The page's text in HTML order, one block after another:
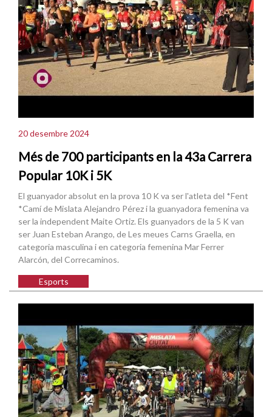
20 desembre 2024
Més de 700 participants en la 43a Carrera
Popular 10K i 5K
El guanyador absolut en la prova 10 K va ser l'atleta del *Fent
*Camí de Mislata Alejandro Pérez i la guanyadora femenina va
ser la independent Maite Ortiz. Els guanyadors de la 5 K van
ser Juan Esteban Arango, de Les meues Carns Graella, en
categoria masculina i en categoria femenina Mar Ferrer
Alarcón, del Correcaminos.
Esports